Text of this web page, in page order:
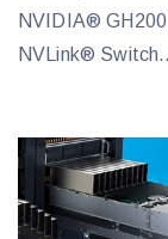
NVIDIA®
NVLink®